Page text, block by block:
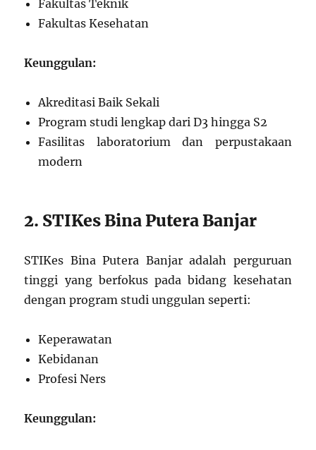
Fakultas Teknik
Fakultas Kesehatan
Keunggulan:
Akreditasi Baik Sekali
Program studi lengkap dari D3 hingga S2
Fasilitas laboratorium dan perpustakaan
modern
2. STIKes Bina Putera Banjar
STIKes Bina Putera Banjar adalah perguruan
tinggi yang berfokus pada bidang kesehatan
dengan program studi unggulan seperti:
Keperawatan
Kebidanan
Profesi Ners
Keunggulan: